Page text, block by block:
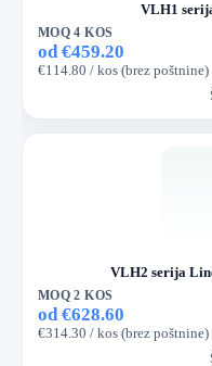
VLH1
MOQ 4 KOS
od €459.20
€114.80 / kos (brez poštnine)
VLH2 serija
MOQ 2 KOS
od €628.60
€314.30 / kos (brez poštnine)